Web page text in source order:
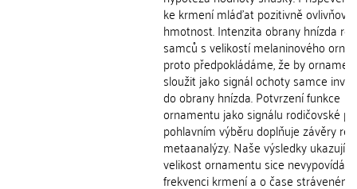
ke krmení mláďat pozitivně
hmotnost. Intenzita obrany hnízda
samců s velikostí melaninového
proto předpokládáme, že by
sloužit jako signál ochoty samce
do obrany hnízda. Potvrzení funkce
ornamentu jako signálu rodičovské
pohlavním výběru doplňuje závěry
metaanalýzy. Naše výsledky ukazují,
velikost ornamentu sice nevypovídá o
frekvenci krmení a o čase stráveném